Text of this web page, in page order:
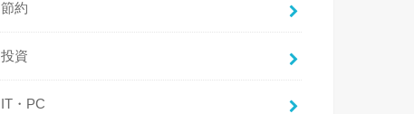
節約
投資
IT・PC